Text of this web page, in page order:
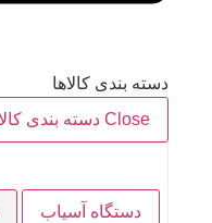
دسته بندی کالاها
Close دسته بندی کالاها
دستگاه آسیاب